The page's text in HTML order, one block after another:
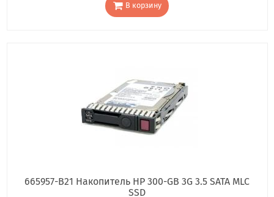
В корзину
665957-B21 Накопитель HP 300-GB 3G 3.5 SATA MLC
SSD